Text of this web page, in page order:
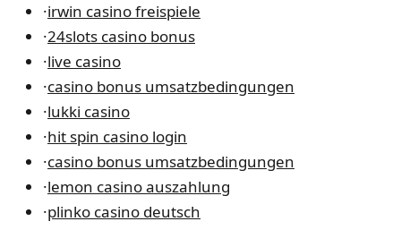
·irwin casino freispiele
·24slots casino bonus
·live casino
·casino bonus umsatzbedingungen
·lukki casino
·hit spin casino login
·casino bonus umsatzbedingungen
·lemon casino auszahlung
·plinko casino deutsch